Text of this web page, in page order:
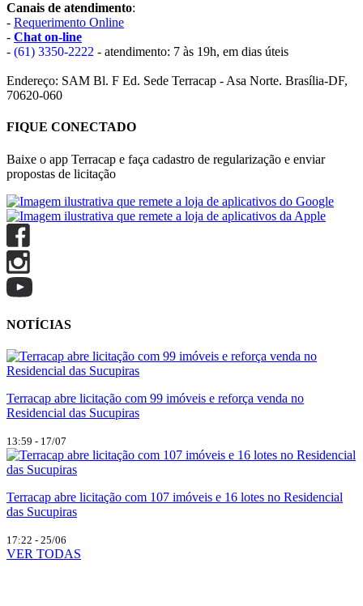
Canais de atendimento:
- Requerimento Online
- Chat on-line
- (61) 3350-2222 - atendimento: 7 às 19h, em dias úteis
Endereço: SAM Bl. F Ed. Sede Terracap - Asa Norte. Brasília-DF,
70620-060
FIQUE CONECTADO
Baixe o app Terracap e faça cadastro de regularização e enviar
propostas de licitação
NOTÍCIAS
Terracap abre licitação com 99 imóveis e reforça venda no
Residencial das Sucupiras
13:59 - 17/07
Terracap abre licitação com 107 imóveis e 16 lotes no Residencial
das Sucupiras
17:22 - 25/06
VER TODAS